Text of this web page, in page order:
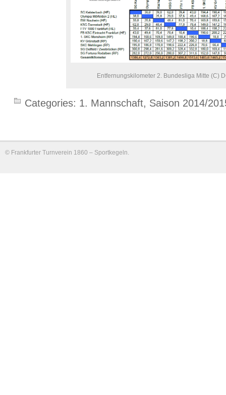
Entfernungskilometer 2. Bundesliga Mitte (C)
Categories: 1. Mannschaft, Saison 2014/
© Frankfurter Turnverein 1860 – Sportkegeln.